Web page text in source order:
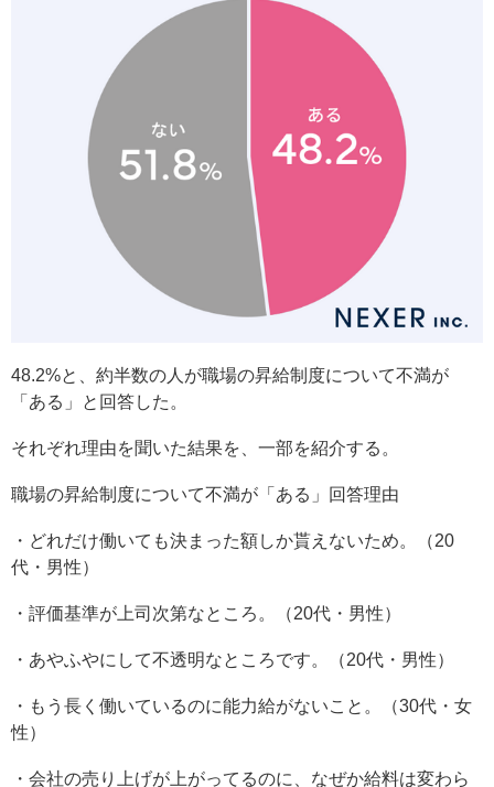
48.2%と、約半数の人が職場の昇給制度について不満が
「ある」と回答した。
それぞれ理由を聞いた結果を、一部を紹介する。
職場の昇給制度について不満が「ある」回答理由
・どれだけ働いても決まった額しか貰えないため。（20
代・男性）
・評価基準が上司次第なところ。（20代・男性）
・あやふやにして不透明なところです。（20代・男性）
・もう長く働いているのに能力給がないこと。（30代・女
性）
・会社の売り上げが上がってるのに、なぜか給料は変わら